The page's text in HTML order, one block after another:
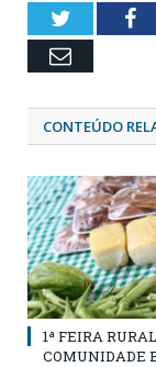
Twitter
Email
CONTEÚDO
1ª FEIRA
COMUNIDADE